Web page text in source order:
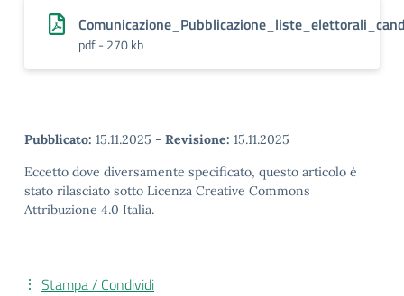
pdf - 270 kb
Pubblicato: 15.11.2025 - Revisione: 15.11.2025
Eccetto dove diversamente specificato, questo articolo è
stato rilasciato sotto Licenza Creative Commons
Attribuzione 4.0 Italia.
Stampa / Condividi